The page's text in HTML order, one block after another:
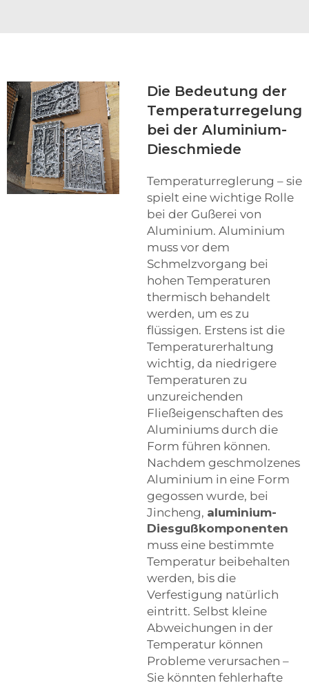
Die Bedeutung der
Temperaturregelung
bei der Aluminium-
Dieschmiede
Temperaturreglerung – sie
spielt eine wichtige Rolle
bei der Gußerei von
Aluminium. Aluminium
muss vor dem
Schmelzvorgang bei
hohen Temperaturen
thermisch behandelt
werden, um es zu
flüssigen. Erstens ist die
Temperaturerhaltung
wichtig, da niedrigere
Temperaturen zu
unzureichenden
Fließeigenschaften des
Aluminiums durch die
Form führen können.
Nachdem geschmolzenes
Aluminium in eine Form
gegossen wurde, bei
Jincheng, aluminium-
Diesgußkomponenten
muss eine bestimmte
Temperatur beibehalten
werden, bis die
Verfestigung natürlich
eintritt. Selbst kleine
Abweichungen in der
Temperatur können
Probleme verursachen –
Sie könnten fehlerhafte